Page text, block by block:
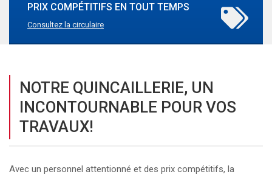
PRIX COMPÉTITIFS EN TOUT TEMPS
Consultez la circulaire
NOTRE QUINCAILLERIE, UN
INCONTOURNABLE POUR VOS
TRAVAUX!
Avec un personnel attentionné et des prix compétitifs, la